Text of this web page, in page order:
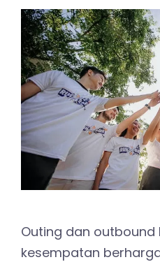
Outing dan
kesempatan